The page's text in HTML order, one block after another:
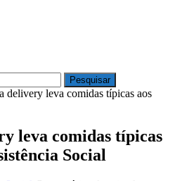
delivery leva comidas típicas aos
leva comidas típicas
Social